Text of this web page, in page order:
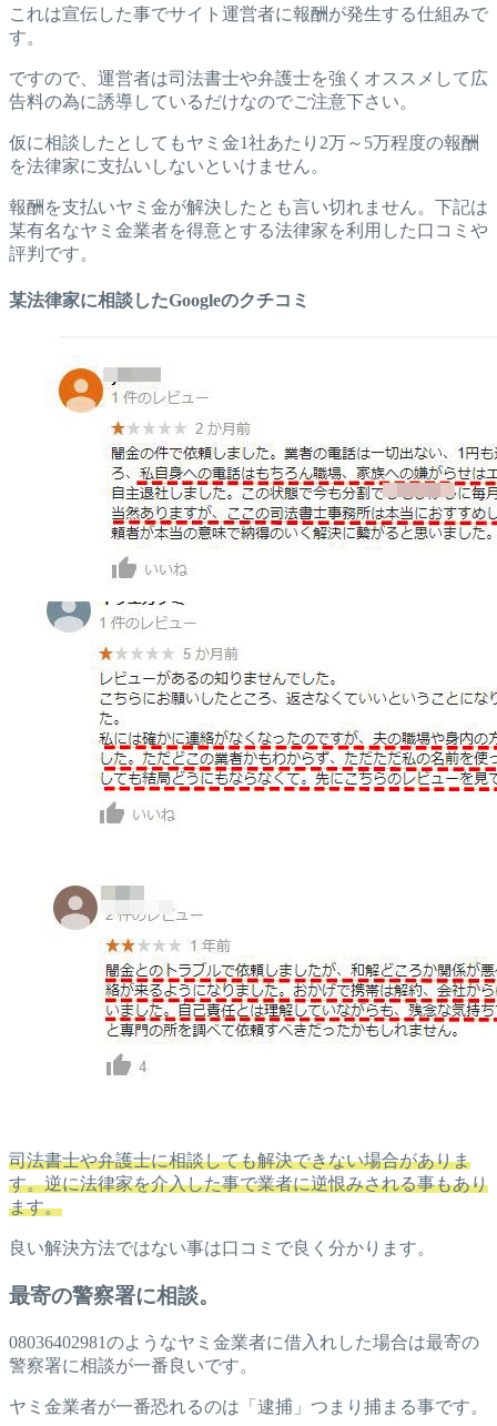
これは宣伝した事でサイト運営者に報酬が発生する仕組みで
す。
ですので、運営者は司法書士や弁護士を強くオススメして広
告料の為に誘導しているだけなのでご注意下さい。
仮に相談したとしてもヤミ金1社あたり2万～5万程度の報酬
を法律家に支払いしないといけません。
報酬を支払いヤミ金が解決したとも言い切れません。下記は
某有名なヤミ金業者を得意とする法律家を利用した口コミや
評判です。
某法律家に相談したGoogleのクチコミ
司法書士や弁護士に相談しても解決できない場合がありま
す。逆に法律家を介入した事で業者に逆恨みされる事もあり
ます。
良い解決方法ではない事は口コミで良く分かります。
最寄の警察署に相談。
08036402981のようなヤミ金業者に借入れした場合は最寄の
警察署に相談が一番良いです。
ヤミ金業者が一番恐れるのは「逮捕」つまり捕まる事です。